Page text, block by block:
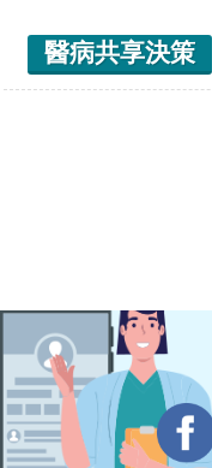
醫病共享決策